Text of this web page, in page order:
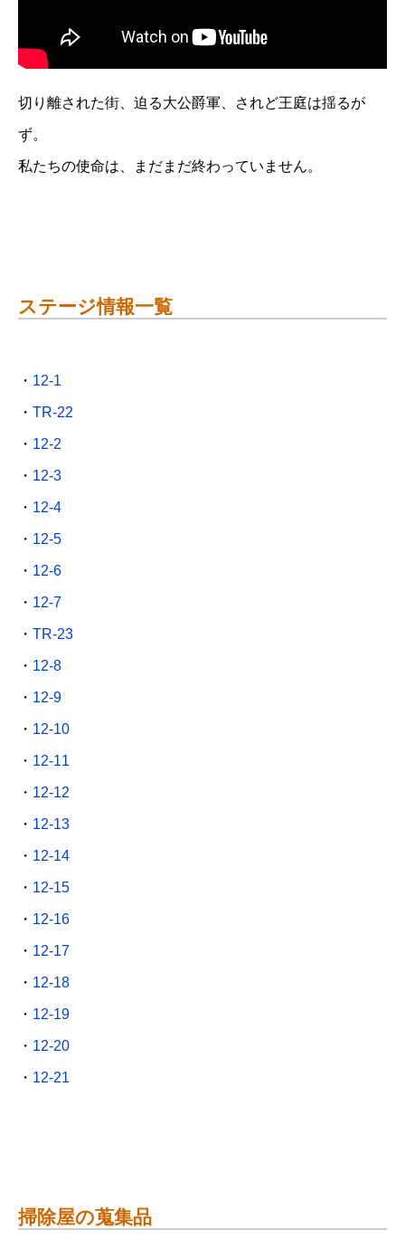
切り離された街、迫る大公爵軍、されど王庭は揺るが
ず。
私たちの使命は、まだまだ終わっていません。
ステージ情報一覧
・ 12-1
・ TR-22
・ 12-2
・ 12-3
・ 12-4
・ 12-5
・ 12-6
・ 12-7
・ TR-23
・ 12-8
・ 12-9
・ 12-10
・ 12-11
・ 12-12
・ 12-13
・ 12-14
・ 12-15
・ 12-16
・ 12-17
・ 12-18
・ 12-19
・ 12-20
・ 12-21
掃除屋の蒐集品